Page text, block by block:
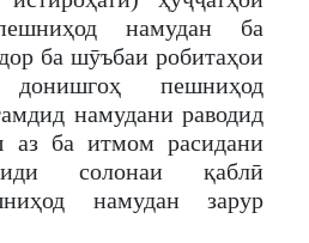
намудан ба
ба шӯъбаи робитаҳои
донишгоҳ пешниҳод
намудани раводид
аз ба итмом расидани
солонаи қаблӣ
намудан зарур